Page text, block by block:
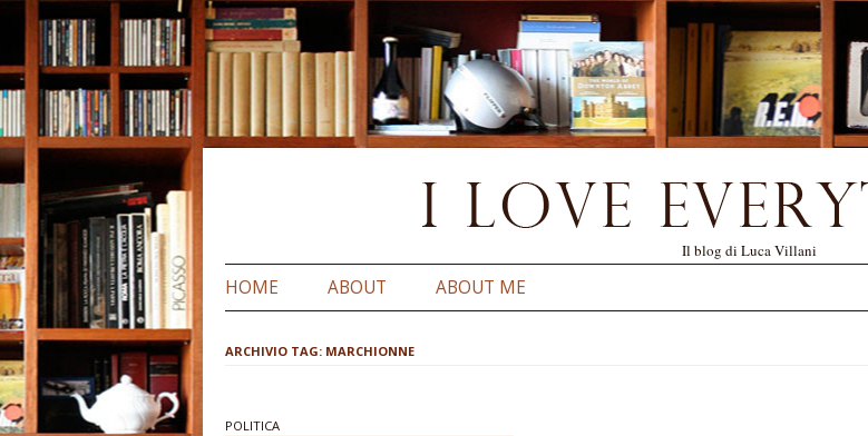
Il blog di Luca Villani
Vai al contenuto
HOME ABOUT ABOUT ME
ARCHIVIO TAG: MARCHIONNE
POLITICA